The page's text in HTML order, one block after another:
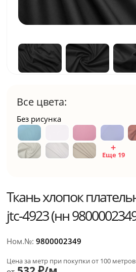
Все цвета:
Без рисунка
Еще 19
Ткань хлопок
jtc-4923 (нн
Ном.№:9800002349
Цена за метр при покупки от 100 метров